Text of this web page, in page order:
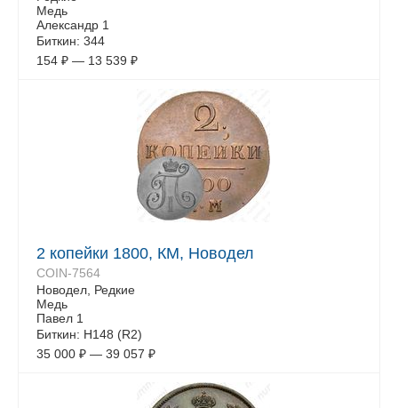
Медь
Александр 1
Биткин: 344
154 ₽ — 13 539 ₽
2 копейки 1800, КМ, Новодел
COIN-7564
Новодел, Редкие
Медь
Павел 1
Биткин: Н148 (R2)
35 000 ₽ — 39 057 ₽